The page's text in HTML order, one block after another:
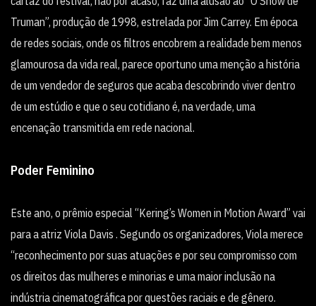
Truman”, produção de 1998, estrelada por Jim Carrey. Em época
de redes sociais, onde os filtros encobrem a realidade bem menos
glamourosa da vida real, parece oportuno uma menção a história
de um vendedor de seguros que acaba descobrindo viver dentro
de um estúdio e que o seu cotidiano é, na verdade, uma
encenação transmitida em rede nacional.
Poder Feminino
Este ano, o prêmio especial “Kering’s Women in Motion Award” vai
para a atriz Viola Davis . Segundo os organizadores, Viola merece
“reconhecimento por suas atuações e por seu compromisso com
os direitos das mulheres e minorias e uma maior inclusão na
indústria cinematográfica por questões raciais e de gênero.